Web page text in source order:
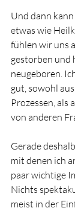
Und dann
etwas wie
fühlen wir uns
gestorben und
neugeboren.
gut, sowohl
Prozessen, als
von anderen
Gerade
mit denen ich
paar wichtige
Nichts
meist in der